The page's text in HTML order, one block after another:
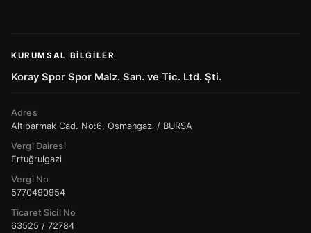
KURUMSAL BILGILER
Koray Spor Spor Malz. San. ve Tic. Ltd. Şti.
Adres
Altıparmak Cad. No:6, Osmangazi / BURSA
Vergi Dairesi
Ertuğrulgazi
Vergi No
5770490954
Ticaret Sicil No
63525 / 72784